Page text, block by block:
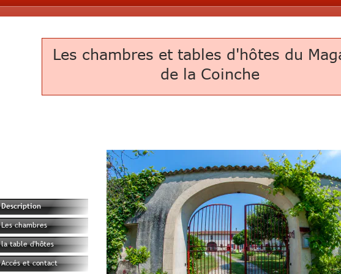
Description
Les chambres
la table d'hôtes
Accés et contact
Les chambres et tables d'hôtes du
de la Coinche